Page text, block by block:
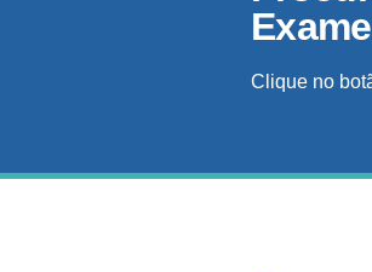
Clique no